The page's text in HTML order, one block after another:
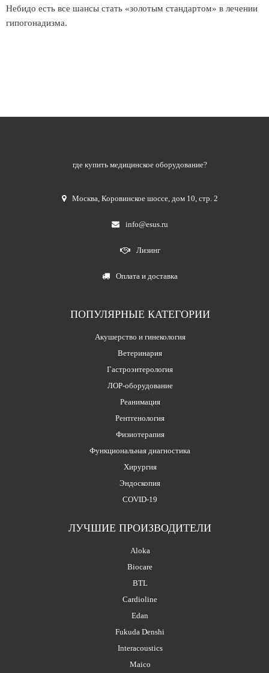
Небидо есть все шансы стать «золотым стандартом» в лечении
гипогонадизма.
где купить медицинское оборудование?
Москва,Коровинское шоссе, дом 10, стр. 2
info@esus.ru
Лизинг
Оплата и доставка
ПОПУЛЯРНЫЕ КАТЕГОРИИ
Акушерство и гинекология
Ветеринария
Гастроэнтерология
ЛОР-оборудование
Реанимация
Рентгенология
Физиотерапия
Функциональная диагностика
Хирургия
Эндоскопия
COVID-19
ЛУЧШИЕ ПРОИЗВОДИТЕЛИ
Aloka
Biocare
BTL
Cardioline
Edan
Fukuda Denshi
Interacoustics
Maico